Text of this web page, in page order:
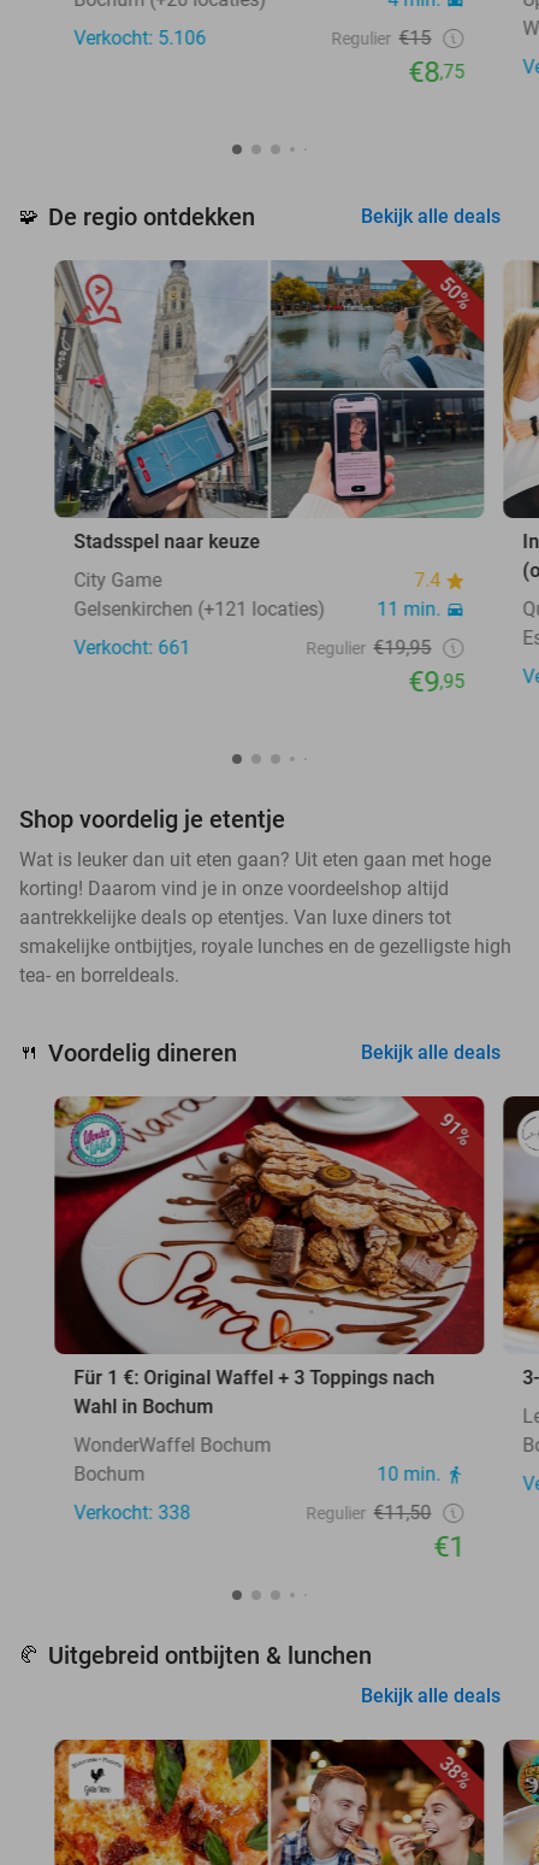
Verkocht: 5.106
Regulier €15
€8,75
🧩 De regio ontdekken Bekijk alle deals
50%
Stadsspel naar keuze
City Game
7.4
Gelsenkirchen (+121 locaties)
11 min.
Verkocht: 661
Regulier €19,95
€9,95
Shop voordelig je etentje
Wat is leuker dan uit eten gaan? Uit eten gaan met hoge
korting! Daarom vind je in onze voordeelshop altijd
aantrekkelijke deals op etentjes. Van luxe diners tot
smakelijke ontbijtjes, royale lunches en de gezelligste high
tea- en borreldeals.
🍴 Voordelig dineren Bekijk alle deals
91%
Für 1 €: Original Waffel + 3 Toppings nach
Wahl in Bochum
WonderWaffel Bochum
Bochum
10 min.
Verkocht: 338
Regulier €11,50
€1
🥐 Uitgebreid ontbijten & lunchen
Bekijk alle deals
38%